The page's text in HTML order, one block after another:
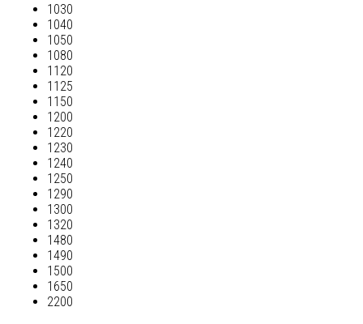
1030
1040
1050
1080
1120
1125
1150
1200
1220
1230
1240
1250
1290
1300
1320
1480
1490
1500
1650
2200